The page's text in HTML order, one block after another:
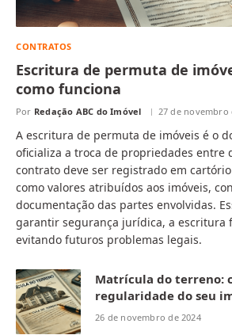
CONTRATOS
Escritura de permuta de
como funciona
Por Redação ABC do Imóvel 27 de novembro
A escritura de permuta de imóveis é o
oficializa a troca de propriedades entre
contrato deve ser registrado em
como valores atribuídos aos imóveis,
documentação das partes envolvidas.
garantir segurança jurídica, a escritura
evitando futuros problemas legais.
Matrícula do terreno:
regularidade do seu
26 de novembro de 2024